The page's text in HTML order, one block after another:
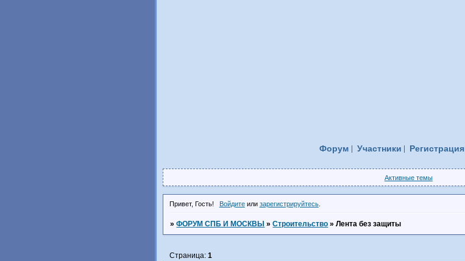
Форум Участники Регистрация
Активные темы
Привет, Гость! Войдитеили зарегистрируйтесь.
»ФОРУМ СПБ И МОСКВЫ »Строительство »Лента без защиты
Страница:1